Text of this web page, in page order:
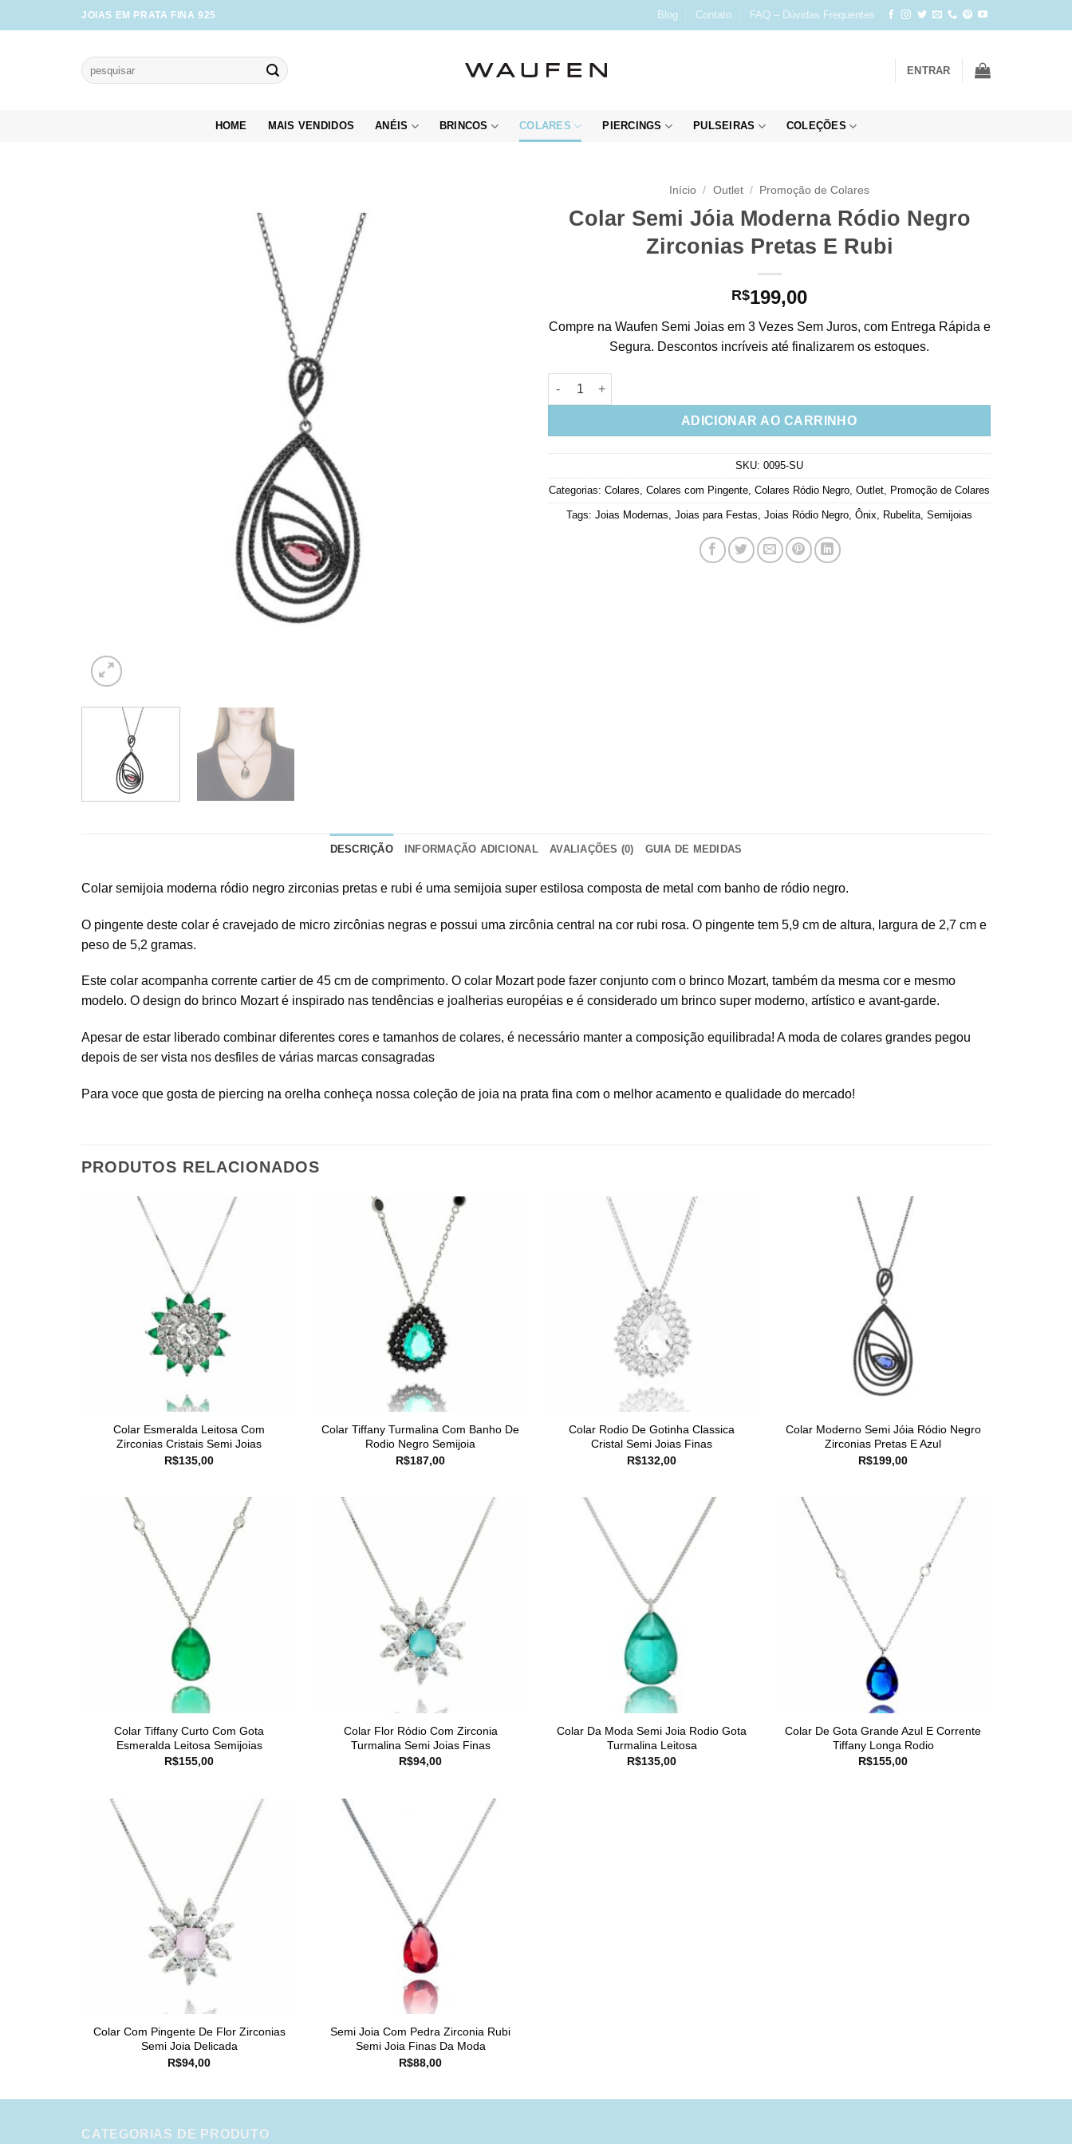
to
JOIAS EM PRATA FINA 925 Blog Contato FAQ – Dúvidas Frequentes
Pesquisar
por:
ENTRAR
HOME MAIS VENDIDOS ANÉIS BRINCOS COLARES PIERCINGS PULSEIRAS COLEÇÕES
Início / Outlet / Promoção de Colares
Colar Semi Jóia Moderna Ródio Negro
Zirconias Pretas E Rubi
R$199,00
Compre na Waufen Semi Joias em 3 Vezes Sem Juros, com Entrega Rápida e
Segura. Descontos incríveis até finalizarem os estoques.
Colar Semi Jóia Moderna Ródio Negro Zirconias Pretas E Rubi quantidade
ADICIONAR AO CARRINHO
SKU: 0095-SU
Categorias: Colares Colares com Pingente Colares Ródio Negro Outlet Promoção de Colares
Tags: Joias Modernas Joias para Festas Joias Ródio Negro Ônix Rubelita Semijoias
DESCRIÇÃO INFORMAÇÃO ADICIONAL AVALIAÇÕES (0) GUIA DE MEDIDAS
Colar semijoia moderna ródio negro zirconias pretas e rubi é uma semijoia super estilosa composta de metal com banho de ródio negro.
O pingente deste colar é cravejado de micro zircônias negras e possui uma zircônia central na cor rubi rosa. O pingente tem 5,9 cm de altura, largura de 2,7 cm e
peso de 5,2 gramas.
Este colar acompanha corrente cartier de 45 cm de comprimento. O colar Mozart pode fazer conjunto com o brinco Mozart, também da mesma cor e mesmo
modelo. O design do brinco Mozart é inspirado nas tendências e joalherias européias e é considerado um brinco super moderno, artístico e avant-garde.
Apesar de estar liberado combinar diferentes cores e tamanhos de colares, é necessário manter a composição equilibrada! A moda de colares grandes pegou
depois de ser vista nos desfiles de várias marcas consagradas
Para voce que gosta de piercing na orelha conheça nossa coleção de joia na prata fina com o melhor acamento e qualidade do mercado!
PRODUTOS RELACIONADOS
Colar Esmeralda Leitosa Com
Zirconias Cristais Semi Joias
R$135,00
Colar Tiffany Turmalina Com Banho De
Rodio Negro Semijoia
R$187,00
Colar Rodio De Gotinha Classica
Cristal Semi Joias Finas
R$132,00
Colar Moderno Semi Jóia Ródio Negro
Zirconias Pretas E Azul
R$199,00
Colar Tiffany Curto Com Gota
Esmeralda Leitosa Semijoias
R$155,00
Colar Flor Ródio Com Zirconia
Turmalina Semi Joias Finas
R$94,00
Colar Da Moda Semi Joia Rodio Gota
Turmalina Leitosa
R$135,00
Colar De Gota Grande Azul E Corrente
Tiffany Longa Rodio
R$155,00
Colar Com Pingente De Flor Zirconias
Semi Joia Delicada
R$94,00
Semi Joia Com Pedra Zirconia Rubi
Semi Joia Finas Da Moda
R$88,00
CATEGORIAS DE PRODUTO